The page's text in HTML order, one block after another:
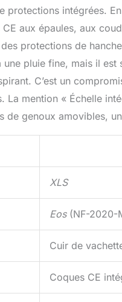
protections intégrées.
aux épaules, aux
protections de
pluie fine, mais il
C’est un
La mention « Échelle
de genoux amovibles,
XLS
Eos(NF-2020-
Cuir de
Coques CE